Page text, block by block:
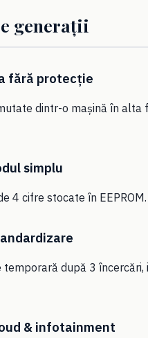
generații
fără protecție
dintr-o mașină în alta
simplu
4 cifre stocate în
temporară după 3
& infotainment